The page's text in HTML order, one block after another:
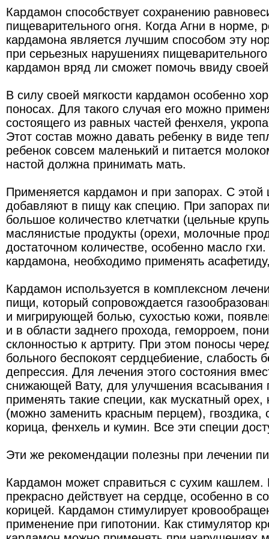
Кардамон способствует сохранению
пищеварительного огня. Когда Агни в норме,
кардамона является лучшим способом эту
при серьезных нарушениях
кардамон вряд ли сможет помочь ввиду своей
В силу своей мягкости кардамон особенно
поносах. Для такого случая его можно
состоящего из равных частей фенхеля,
Этот состав можно давать ребенку в виде
ребенок совсем маленький и питается
настой должна принимать мать.
Применяется кардамон и при запорах. С
добавляют в пищу как специю. При запорах
большое количество клетчатки (цельные
маслянистые продукты (орехи, молочные
достаточном количестве, особенно масло
кардамона, необходимо применять
Кардамон используется в комплексном
пищи, который сопровождается
и мигрирующей болью, сухостью кожи,
и в области заднего прохода, геморроем,
склонностью к артриту. При этом поносы
больного беспокоят сердцебиение, слабость
депрессия. Для лечения этого состояния
снижающей Вату, для улучшения всасывания
применять такие специи, как мускатный
(можно заменить красным перцем), гвоздика,
корица, фенхель и кумин. Все эти специи
Эти же рекомендации полезны при лечении
Кардамон может справиться с сухим кашлем.
прекрасно действует на сердце, особенно в
корицей. Кардамон стимулирует
применение при гипотонии. Как стимулятор